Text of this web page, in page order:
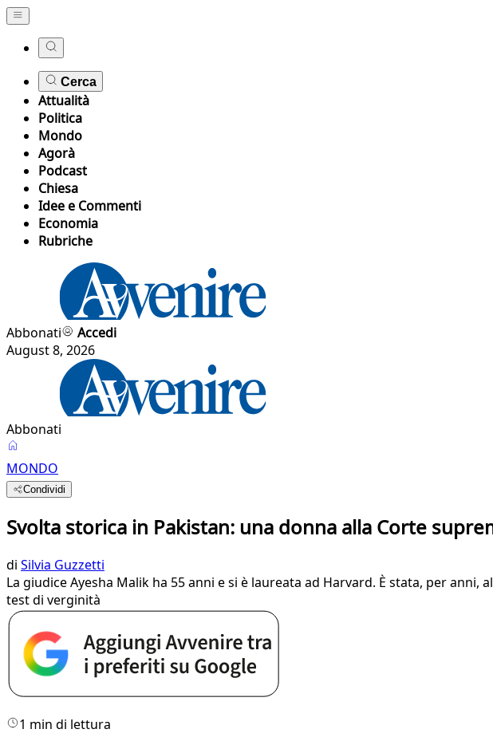
Cerca
Attualità
Politica
Mondo
Agorà
Podcast
Chiesa
Idee e Commenti
Economia
Rubriche
Abbonati
Accedi
August 8, 2026
Abbonati
MONDO
Condividi
Svolta storica in Pakistan: una donna alla Corte
di Silvia Guzzetti
La giudice Ayesha Malik ha 55 anni e si è laureata ad Harvard. È stata, per
test di verginità
1 min di lettura